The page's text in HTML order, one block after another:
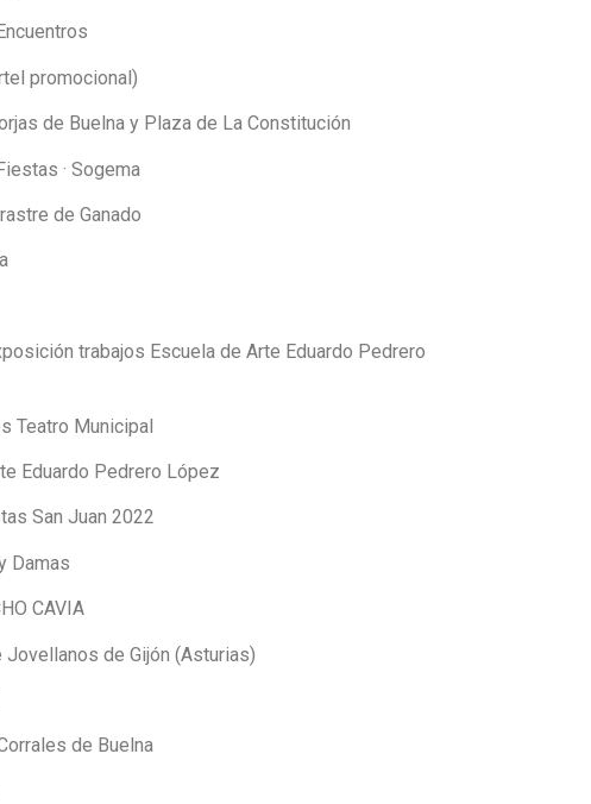
promocional)
de Buelna y Plaza de La Constitución
· Sogema
de Ganado
trabajos Escuela de Arte Eduardo Pedrero
Teatro Municipal
Eduardo Pedrero López
San Juan 2022
Damas
CAVIA
Jovellanos de Gijón (Asturias)
de Buelna